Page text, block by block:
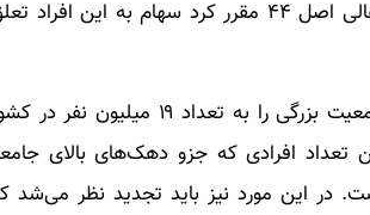
می‌شود. در این خصوص دولت مصوبه‌ای را به سه بانک داد و شورای عالی اصل ۴۴ مقرر کرد سهام به این
رییس هیات مدیره اتحادیه تعاونی‌ها سهام عدالت گفت: گروه سوم جمعیت بزرگی را به تعداد ۱۹ میلیون
افرادی که جزو دهک‌های بالای
در این مورد نیز باید تجدید نظر می‌شد